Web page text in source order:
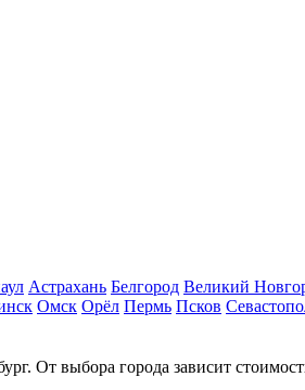
Астрахань Белгород Великий
Омск Орёл Пермь Псков
. От выбора города зависит